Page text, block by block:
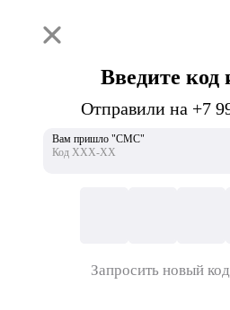
Введите
Отправили на +7
Вам пришло "СМС"
Код ХХХ-ХХ
Запросить новый